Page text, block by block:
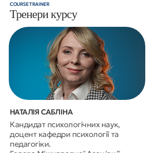
COURSE TRAINER
Тренери курсу
НАТАЛІЯ САБЛІНА
Кандидат психологічних наук,
доцент кафедри психології та
педагогіки.